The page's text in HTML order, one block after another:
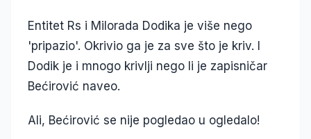
Entitet Rs i Milorada Dodika je više nego
'pripazio'. Okrivio ga je za sve što je kriv. I
Dodik je i mnogo krivlji nego li je zapisničar
Bećirović naveo.
Ali, Bećirović se nije pogledao u ogledalo!